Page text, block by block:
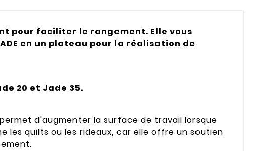
pour faciliter le rangement. Elle vous
en un plateau pour la réalisation de
20 et Jade 35.
d'augmenter la surface de travail lorsque
les quilts ou les rideaux, car elle offre un soutien